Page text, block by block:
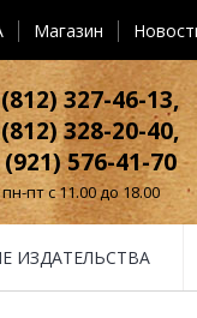
Магазин
327-46-13,
328-20-40,
576-41-70
пн-пт с 11.00 до 18.00
ИЗДАТЕЛЬСТВА